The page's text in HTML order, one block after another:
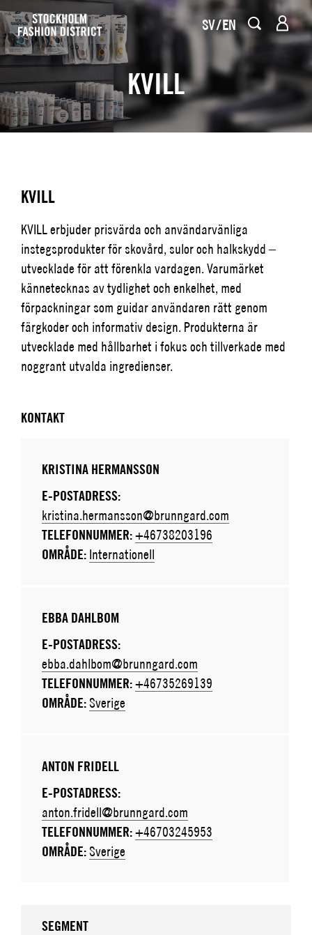
SV EN
KVILL
KVILL
KVILL erbjuder prisvärda och användarvänliga
instegsprodukter för skovård, sulor och halkskydd –
utvecklade för att förenkla vardagen. Varumärket
kännetecknas av tydlighet och enkelhet, med
förpackningar som guidar användaren rätt genom
färgkoder och informativ design. Produkterna är
utvecklade med hållbarhet i fokus och tillverkade med
noggrant utvalda ingredienser.
KONTAKT
KRISTINA HERMANSSON
E-POSTADRESS:
kristina.hermansson@brunngard.com
TELEFONNUMMER:+46738203196
OMRÅDE: Internationell
EBBA DAHLBOM
E-POSTADRESS:
ebba.dahlbom@brunngard.com
TELEFONNUMMER:+46735269139
OMRÅDE:Sverige
ANTON FRIDELL
E-POSTADRESS:
anton.fridell@brunngard.com
TELEFONNUMMER:+46703245953
OMRÅDE:Sverige
SEGMENT